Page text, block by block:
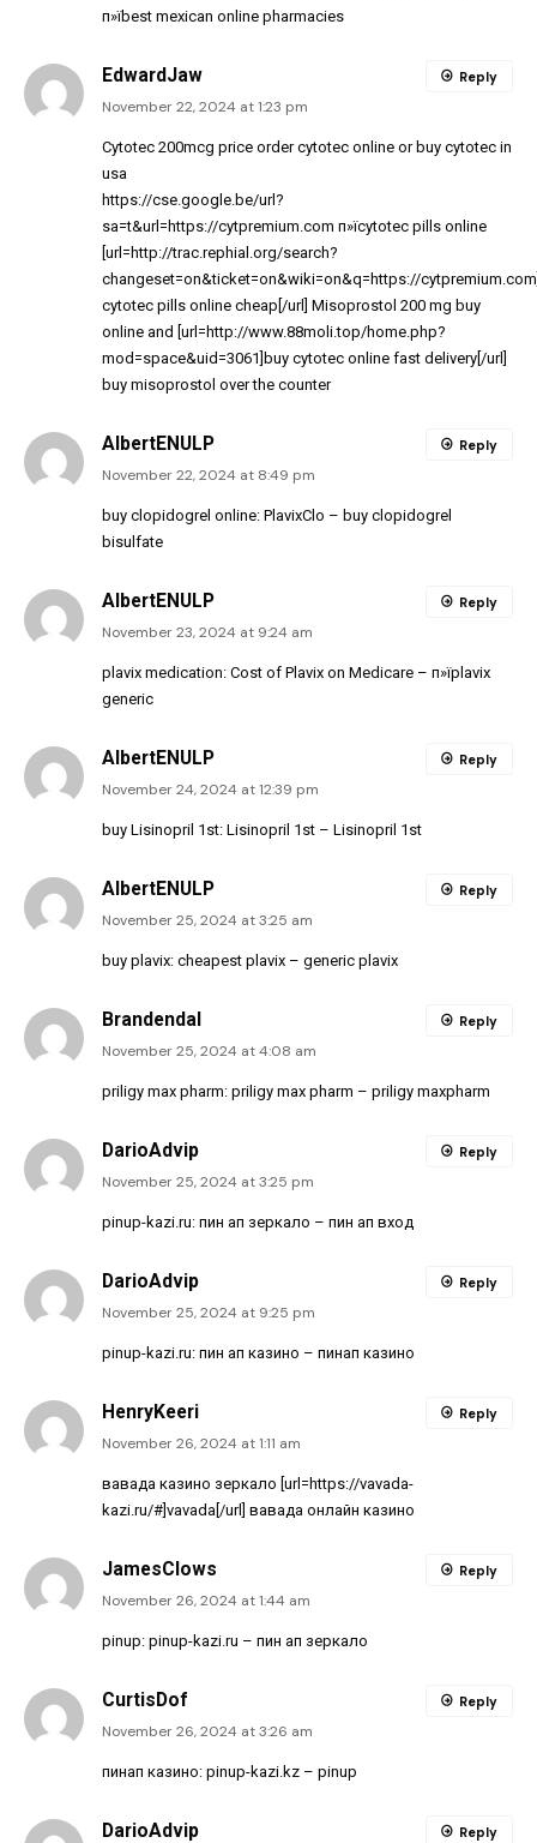
п»їbest mexican online pharmacies
EdwardJaw
November 22, 2024 at 1:23 pm
Cytotec 200mcg price order cytotec online or buy cytotec in
usa
https://cse.google.be/url?
sa=t&url=https://cytpremium.com п»їcytotec pills online
[url=http://trac.rephial.org/search?
changeset=on&ticket=on&wiki=on&q=https://
cytotec pills online cheap[/url] Misoprostol 200 mg buy
online and [url=http://www.88moli.top/home.php?
mod=space&uid=3061]buy cytotec online fast delivery[/url]
buy misoprostol over the counter
Reply
AlbertENULP
November 22, 2024 at 8:49 pm
buy clopidogrel online: PlavixClo – buy clopidogrel
bisulfate
Reply
AlbertENULP
November 23, 2024 at 9:24 am
plavix medication: Cost of Plavix on Medicare – п»їplavix
generic
Reply
AlbertENULP
November 24, 2024 at 12:39 pm
buy Lisinopril 1st: Lisinopril 1st – Lisinopril 1st
Reply
AlbertENULP
November 25, 2024 at 3:25 am
buy plavix: cheapest plavix – generic plavix
Reply
Brandendal
November 25, 2024 at 4:08 am
priligy max pharm: priligy max pharm – priligy maxpharm
Reply
DarioAdvip
November 25, 2024 at 3:25 pm
pinup-kazi.ru: пин ап зеркало – пин ап вход
Reply
DarioAdvip
November 25, 2024 at 9:25 pm
pinup-kazi.ru: пин ап казино – пинап казино
Reply
HenryKeeri
November 26, 2024 at 1:11 am
вавада казино зеркало [url=https://vavada-
kazi.ru/#]vavada[/url] вавада онлайн казино
Reply
JamesClows
November 26, 2024 at 1:44 am
pinup: pinup-kazi.ru – пин ап зеркало
Reply
CurtisDof
November 26, 2024 at 3:26 am
пинап казино: pinup-kazi.kz – pinup
Reply
DarioAdvip Reply